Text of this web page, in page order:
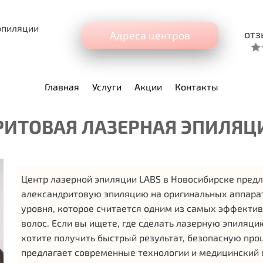
Адреса центров
Главная Услуги Акции Контакты
ЛАЗЕРНАЯ
Центр лазерной эпиляции LABS в Новосибирске
александритовую эпиляцию на оригинальных
уровня, которое считается одним из самых
волос. Если вы ищете, где сделать лазерную
хотите получить быстрый результат, безопасную
предлагает современные технологии и медицинский